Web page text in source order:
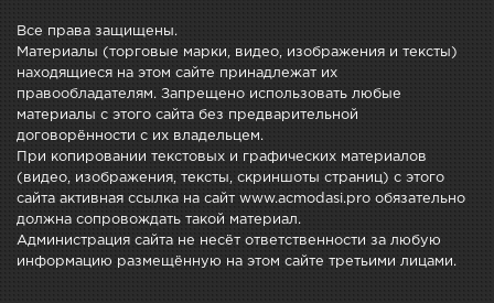
Все права защищены.
Материалы (торговые марки, видео, изображения и тексты)
находящиеся на этом сайте принадлежат их
правообладателям. Запрещено использовать любые
материалы с этого сайта без предварительной
договорённости с их владельцем.
При копировании текстовых и графических материалов
(видео, изображения, тексты, скриншоты страниц) с этого
сайта активная ссылка на сайт www.acmodasi.pro обязательно
должна сопровождать такой материал.
Администрация сайта не несёт ответственности за любую
информацию размещённую на этом сайте третьими лицами.